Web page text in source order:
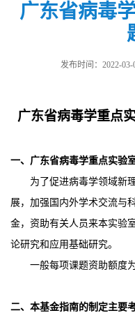
广东省病毒
发布时间：2022-03-
广东省病毒学重点
一、 广东省病毒学重点实验
为了促进病毒学领域新
展，加强国内外学术交流与
金，资助有关人员来本实验
论研究和应用基础研究。
一般每项课题资助额度
二、本基金指南的制定主要